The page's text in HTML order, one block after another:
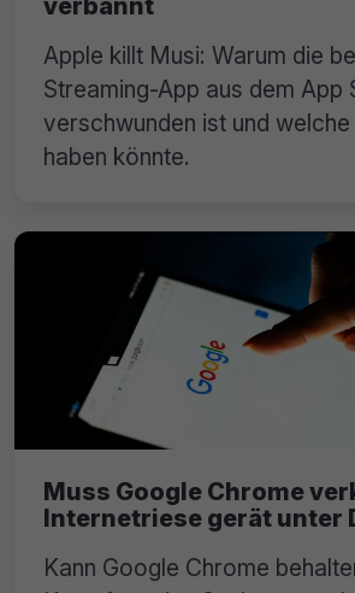
Apple killt Musi: Warum die
Streaming-App aus dem App
verschwunden ist und
haben könnte.
Muss Google Chrome
Internetriese gerät unter
Kann Google Chrome